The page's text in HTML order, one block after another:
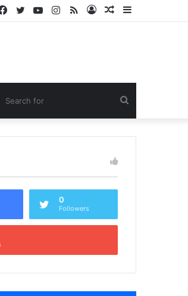
Random
Log
RSS
Instagram
YouTube
Twitter
Facebook
for
0
Followers